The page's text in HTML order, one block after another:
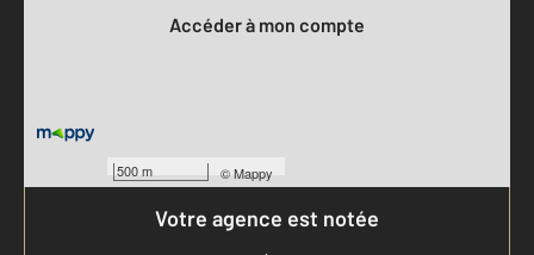
500 m ©Mappy
Accéder à mon compte
Votre agence est notée